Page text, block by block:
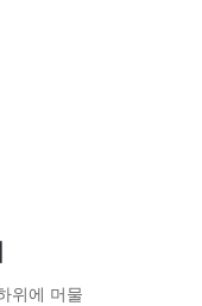
위에 머물